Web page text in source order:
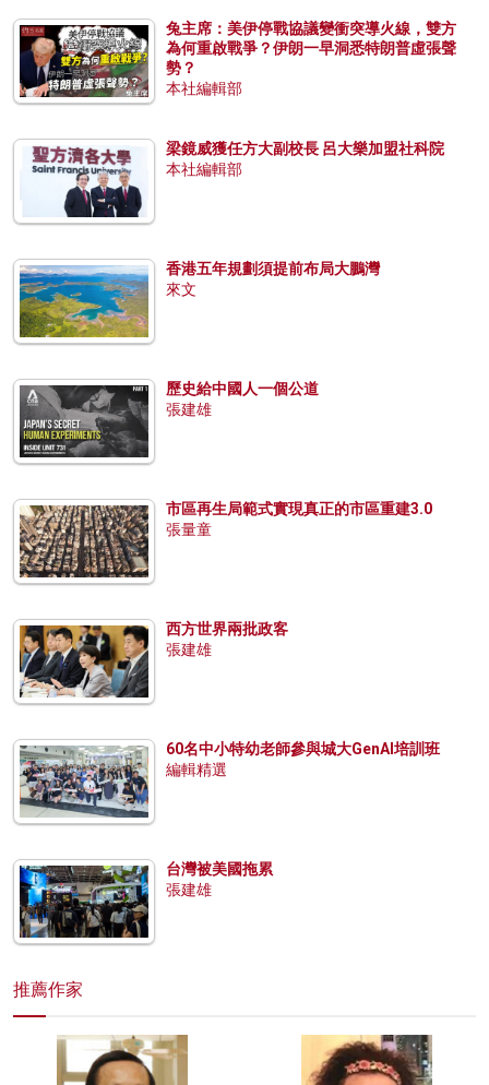
兔主席：美伊停戰協議變衝突導火線，雙方
為何重啟戰爭？伊朗一早洞悉特朗普虛張聲
勢？
本社編輯部
梁鏡威獲任方大副校長 呂大樂加盟社科院
本社編輯部
香港五年規劃須提前布局大鵬灣
來文
歷史給中國人一個公道
張建雄
市區再生局範式實現真正的市區重建3.0
張量童
西方世界兩批政客
張建雄
60名中小特幼老師參與城大GenAI培訓班
編輯精選
台灣被美國拖累
張建雄
推薦作家